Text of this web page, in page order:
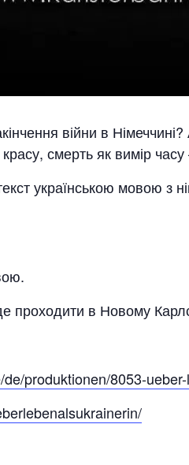
війни в
смерть як вимір
українською мовою з
проходити в Новому
produktionen/8053-